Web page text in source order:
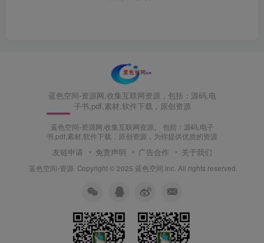
蓝色空间-资源网,收集互联网资源，包括：源码,电
子书,pdf,素材,软件下载，原创资源
蓝色空间-资源网,收集互联网资源。 包括：源码,电子
书,pdf,素材,软件下载，原创资源，为你提供优质的资源
友链申请 免责声明 广告合作 关于我们
蓝色空间-资源 Copyright © 2025 蓝色空间.Inc. All rights reserved.